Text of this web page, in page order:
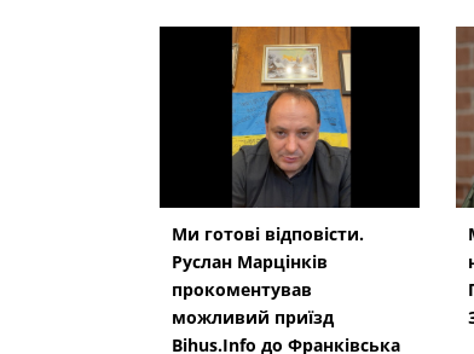
Ми готові відповісти.
Руслан Марцінків
прокоментував
можливий приїзд
Bihus.Info до Франківська